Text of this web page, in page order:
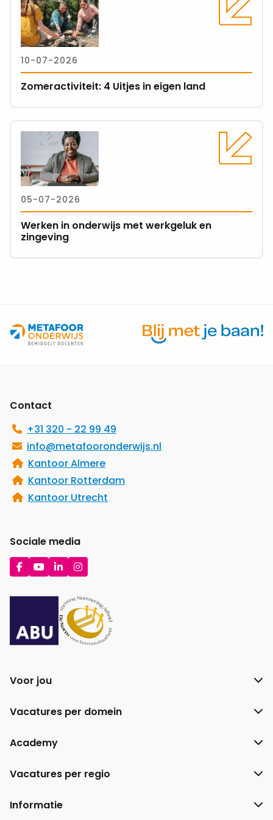
10-07-2026
Zomeractiviteit: 4 Uitjes in eigen land
meer
over
Zomeractiviteit:
Uitjes
eigen
05-07-2026
Werken in onderwijs met werkgeluk en
zingeving
Werken
onderwijs
met
werkgeluk
en
Contact
+31 320 - 22 99 49
info@metafooronderwijs.nl
Kantoor Almere
Kantoor Rotterdam
Kantoor Utrecht
Sociale media
Ga
naar
Ga
naar
Ga
naar
Ga
naar
Voor jou
Vacatures per domein
Academy
Vacatures per regio
Informatie